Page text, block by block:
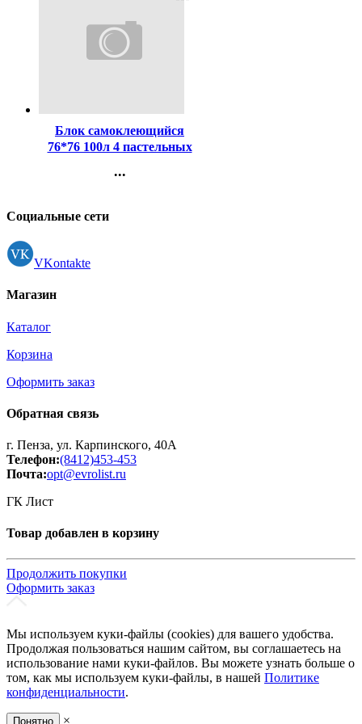
Блок самоклеющийся
76*76 100л 4 пастельных
арт.2010702/2010203 (Ст.)
...
Регистрация
Социальные сети
VKontakte
Магазин
Каталог
Корзина
Оформить заказ
Обратная связь
г. Пенза, ул. Карпинского, 40А
Телефон:(8412)453-453
Почта:opt@evrolist.ru
ГК Лист
Товар добавлен в корзину
Продолжить покупки
Оформить заказ
Мы используем куки-файлы (cookies) для вашего удобства.
Продолжая пользоваться нашим сайтом, вы соглашаетесь на
использование нами куки-файлов. Вы можете узнать больше о
том, как мы используем куки-файлы, в нашей Политике
конфиденциальности.
Понятно ×